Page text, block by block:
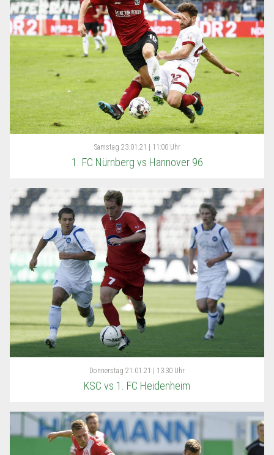
Samstag 23.01.21 | 11:00 Uhr
1. FC Nürnberg vs Hannover 96
Donnerstag 21.01.21 | 13:30 Uhr
KSC vs 1. FC Heidenheim